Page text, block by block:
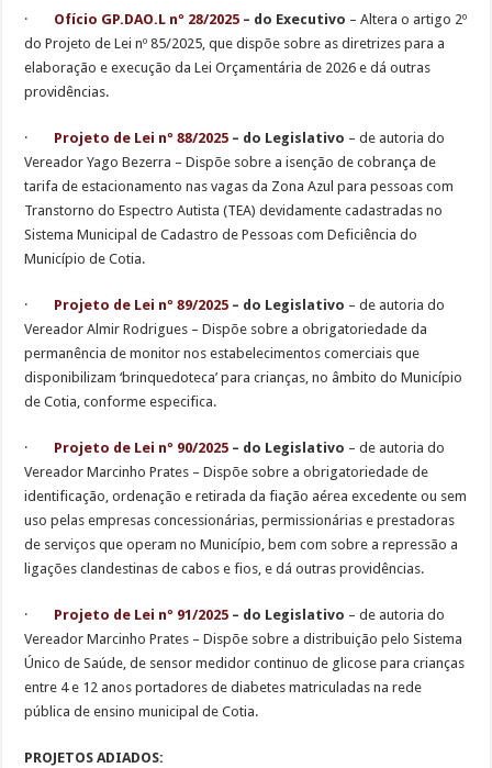
· Ofício GP.DAO.L nº 28/2025 – do Executivo – Altera o artigo 2º
do Projeto de Lei nº 85/2025, que dispõe sobre as diretrizes para a
elaboração e execução da Lei Orçamentária de 2026 e dá outras
providências.
· Projeto de Lei nº 88/2025 – do Legislativo – de autoria do
Vereador Yago Bezerra – Dispõe sobre a isenção de cobrança de
tarifa de estacionamento nas vagas da Zona Azul para pessoas com
Transtorno do Espectro Autista (TEA) devidamente cadastradas no
Sistema Municipal de Cadastro de Pessoas com Deficiência do
Município de Cotia.
· Projeto de Lei nº 89/2025 – do Legislativo – de autoria do
Vereador Almir Rodrigues – Dispõe sobre a obrigatoriedade da
permanência de monitor nos estabelecimentos comerciais que
disponibilizam ‘brinquedoteca’ para crianças, no âmbito do Município
de Cotia, conforme especifica.
· Projeto de Lei nº 90/2025 – do Legislativo – de autoria do
Vereador Marcinho Prates – Dispõe sobre a obrigatoriedade de
identificação, ordenação e retirada da fiação aérea excedente ou sem
uso pelas empresas concessionárias, permissionárias e prestadoras
de serviços que operam no Município, bem com sobre a repressão a
ligações clandestinas de cabos e fios, e dá outras providências.
· Projeto de Lei nº 91/2025 – do Legislativo – de autoria do
Vereador Marcinho Prates – Dispõe sobre a distribuição pelo Sistema
Único de Saúde, de sensor medidor continuo de glicose para crianças
entre 4 e 12 anos portadores de diabetes matriculadas na rede
pública de ensino municipal de Cotia.
PROJETOS ADIADOS: